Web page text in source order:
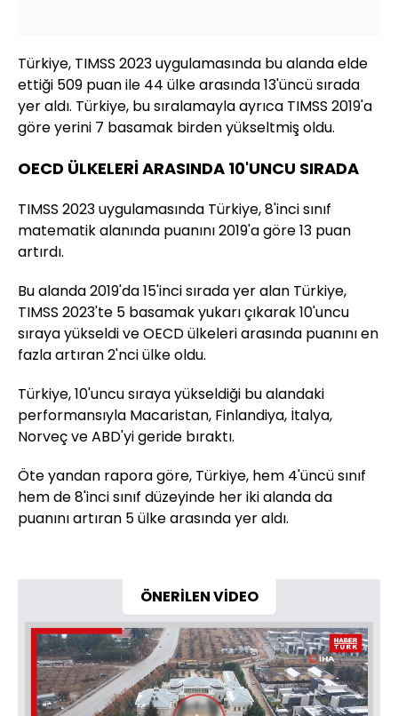
Türkiye, TIMSS 2023 uygulamasında bu alanda elde
ettiği 509 puan ile 44 ülke arasında 13'üncü sırada
yer aldı. Türkiye, bu sıralamayla ayrıca TIMSS 2019'a
göre yerini 7 basamak birden yükseltmiş oldu.
OECD ÜLKELERİ ARASINDA 10'UNCU SIRADA
TIMSS 2023 uygulamasında Türkiye, 8'inci sınıf
matematik alanında puanını 2019'a göre 13 puan
artırdı.
Bu alanda 2019'da 15'inci sırada yer alan Türkiye,
TIMSS 2023'te 5 basamak yukarı çıkarak 10'uncu
sıraya yükseldi ve OECD ülkeleri arasında puanını en
fazla artıran 2'nci ülke oldu.
Türkiye, 10'uncu sıraya yükseldiği bu alandaki
performansıyla Macaristan, Finlandiya, İtalya,
Norveç ve ABD'yi geride bıraktı.
Öte yandan rapora göre, Türkiye, hem 4'üncü sınıf
hem de 8'inci sınıf düzeyinde her iki alanda da
puanını artıran 5 ülke arasında yer aldı.
ÖNERİLEN VİDEO